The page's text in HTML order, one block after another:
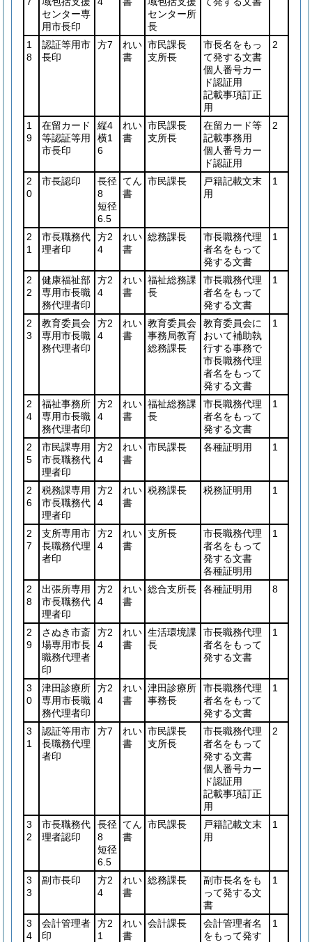
センター専
用市長印
センター所
長
1
8
認証等用市
長印
方7
れい
書
市民課長
支所長
市長名をもっ
て発する文書
個人番号カー
ド認証用
記載事項訂正
用
2
1
9
在留カード
等認証等用
市長印
縦4
横1
6
れい
書
市民課長
支所長
在留カード等
記載事務用
個人番号カー
ド認証用
2
2
0
市長認印
長径
8
短径
6.5
てん
書
市民課長
戸籍記載文末
用
1
2
1
市長職務代
理者印
方2
4
れい
書
総務課長
市長職務代理
者名をもって
発する文書
1
2
2
健康福祉部
専用市長職
務代理者印
方2
4
れい
書
福祉総務課
長
市長職務代理
者名をもって
発する文書
1
2
3
教育委員会
専用市長職
務代理者印
方2
4
れい
書
教育委員会
事務局教育
総務課長
教育委員会に
おいて補助執
行する事務で
市長職務代理
者名をもって
発する文書
1
2
4
福祉事務所
専用市長職
務代理者印
方2
4
れい
書
福祉総務課
長
市長職務代理
者名をもって
発する文書
1
2
5
市民課専用
市長職務代
理者印
方2
4
れい
書
市民課長 各種証明用 1
2
6
税務課専用
市長職務代
理者印
方2
4
れい
書
税務課長 税務証明用 1
2
7
支所専用市
長職務代理
者印
方2
4
れい
書
支所長
市長職務代理
者名をもって
発する文書
各種証明用
1
2
8
出張所専用
市長職務代
理者印
方2
4
れい
書
総合支所長 各種証明用 8
2
9
さぬき市斎
場専用市長
職務代理者
印
方2
4
れい
書
生活環境課
長
市長職務代理
者名をもって
発する文書
1
3
0
津田診療所
専用市長職
務代理者印
方2
4
れい
書
津田診療所
事務長
市長職務代理
者名をもって
発する文書
1
3
1
認証等用市
長職務代理
者印
方7
れい
書
市民課長
支所長
市長職務代理
者名をもって
発する文書
個人番号カー
ド認証用
記載事項訂正
用
2
3
2
市長職務代
理者認印
長径
8
短径
6.5
てん
書
市民課長
戸籍記載文末
用
1
3
3
副市長印
方2
4
れい
書
総務課長
副市長名をも
って発する文
書
1
3
4
会計管理者
印
方2
1
れい
書
会計課長
会計管理者名
をもって発す
1